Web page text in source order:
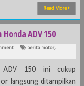
Read More
ADV 150
berita motor,
ADV 150 ini cukup
langsung ditampilkan